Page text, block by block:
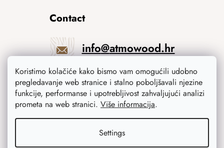
Koristimo kolačiće kako bismo vam omogućili udobno
pregledavanje web stranice i stalno poboljšavali njezine
funkcije, performanse i upotrebljivost zahvaljujući analizi
prometa na web stranici. Više informacija.
Settings
Contact
info@atmowood.hr
+385 23 775 506
Mogućnosti prijevoza